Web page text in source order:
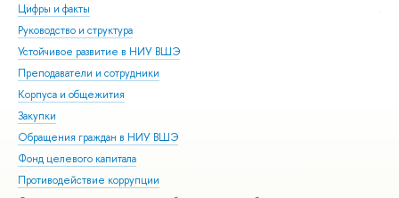
Цифры и факты
Руководство и структура
Устойчивое развитие в НИУ ВШЭ
Преподаватели и сотрудники
Корпуса и общежития
Закупки
Обращения граждан в НИУ ВШЭ
Фонд целевого капитала
Противодействие коррупции